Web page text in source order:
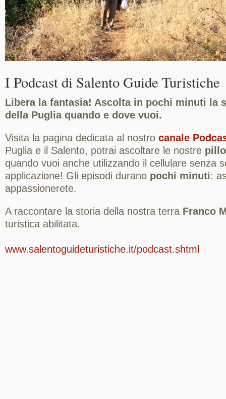
I Podcast di Salento Guide Turistiche
Libera la fantasia! Ascolta in pochi minuti la
della Puglia quando e dove vuoi.
Visita la pagina dedicata al nostro canale
Puglia e il Salento, potrai ascoltare le nostre
quando vuoi anche utilizzando il cellulare senza
applicazione! Gli episodi durano pochi minuti:
appassionerete.
A raccontare la storia della nostra terra Franco
turistica abilitata.
www.salentoguideturistiche.it/podcast.shtml